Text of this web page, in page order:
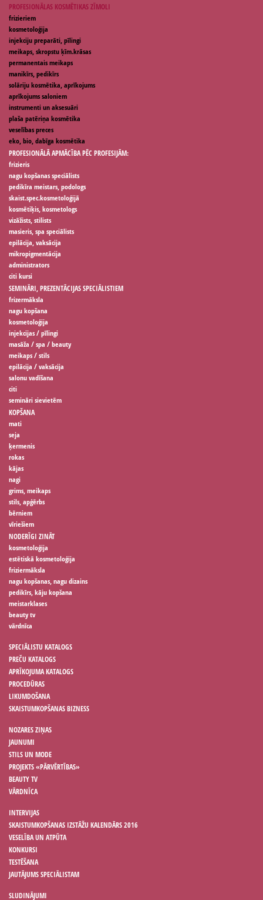
PROFESIONĀLAS KOSMĒTIKAS ZĪMOLI
frizieriem
kosmetoloģija
injekciju preparāti, pīlingi
meikaps, skropstu ķīm.krāsas
permanentais meikaps
manikīrs, pedikīrs
solāriju kosmētika, aprīkojums
aprīkojums saloniem
instrumenti un aksesuāri
plaša patēriņa kosmētika
veselības preces
eko, bio, dabīga kosmētika
PROFESIONĀLĀ APMĀCĪBA PĒC PROFESIJĀM:
frizieris
nagu kopšanas speciālists
pedikīra meistars, podologs
skaist.spec.kosmetoloģijā
kosmētiķis, kosmetologs
vizāžists, stilists
masieris, spa speciālists
epilācija, vaksācija
mikropigmentācija
administrators
citi kursi
SEMINĀRI, PREZENTĀCIJAS SPECIĀLISTIEM
frizermāksla
nagu kopšana
kosmetoloģija
injekcijas / pīlingi
masāža / spa / beauty
meikaps / stils
epilācija / vaksācija
salonu vadīšana
citi
semināri sievietēm
KOPŠANA
mati
seja
ķermenis
rokas
kājas
nagi
grims, meikaps
stils, apģērbs
bērniem
vīriešiem
NODERĪGI ZINĀT
kosmetoloģija
estētiskā kosmetoloģija
friziermāksla
nagu kopšanas, nagu dizains
pedikīrs, kāju kopšana
meistarklases
beauty tv
vārdnīca
SPECIĀLISTU KATALOGS
PREČU KATALOGS
APRĪKOJUMA KATALOGS
PROCEDŪRAS
LIKUMDOŠANA
SKAISTUMKOPŠANAS BIZNESS
NOZARES ZIŅAS
JAUNUMI
STILS UN MODE
PROJEKTS «PĀRVĒRTĪBAS»
BEAUTY TV
VĀRDNĪCA
INTERVIJAS
SKAISTUMKOPŠANAS IZSTĀŽU KALENDĀRS 2016
VESELĪBA UN ATPŪTA
KONKURSI
TESTĒŠANA
JAUTĀJUMS SPECIĀLISTAM
SLUDINĀJUMI